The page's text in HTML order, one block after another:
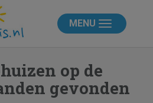
MENU
op de
gevonden